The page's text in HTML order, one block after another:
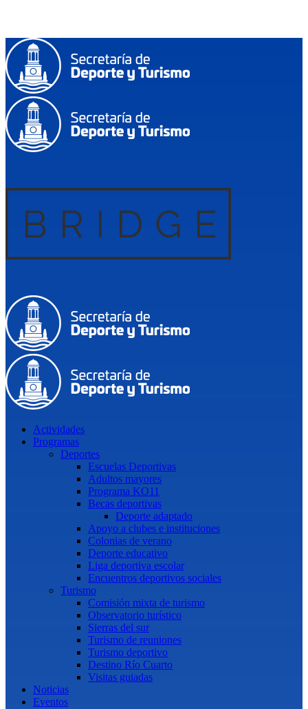
Actividades
Programas
Deportes
Escuelas Deportivas
Adultos mayores
Programa KO11
Becas deportivas
Deporte adaptado
Apoyo a clubes e instituciones
Colonias de verano
Deporte educativo
Liga deportiva escolar
Encuentros deportivos sociales
Turismo
Comisión mixta de turismo
Observatorio turístico
Sierras del sur
Turismo de reuniones
Turismo deportivo
Destino Río Cuarto
Visitas guiadas
Noticias
Eventos